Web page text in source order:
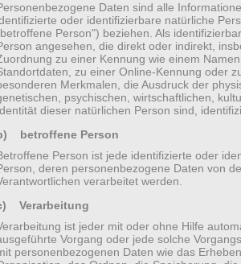
our team is looking forward to
theme combines absolutely eye-
of plugins. Anyone will have the
Its Jet Plugins Wizard being
content installation to fill your
be edited, customized and saves
a brilliant Magic Button – a kind of
Daten sind alle
oder identifizierbare natürliche
Person") beziehen. Als
angesehen, die direkt oder indirekt,
zu einer Kennung wie einem
zu einer Online-Kennung oder
Merkmalen, die Ausdruck der
psychischen, wirtschaftlichen,
dieser natürlichen Person sind,
betroffene Person
Person ist jede identifizierte oder
deren personenbezogene Daten von
verarbeitet werden.
Verarbeitung
ist jeder mit oder ohne Hilfe
Vorgang oder jede solche
personenbezogenen Daten wie das